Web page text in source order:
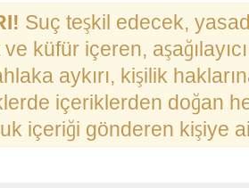
Suç teşkil edecek,
küfür içeren,
aykırı, kişilik
içeriklerden doğan
içeriği gönderen kişiye